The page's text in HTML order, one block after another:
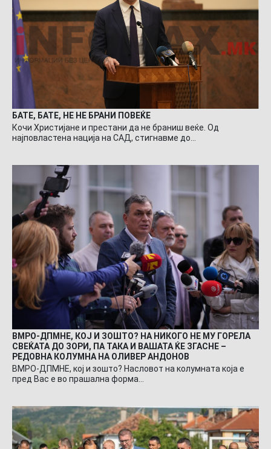
БАТЕ, БАТЕ, НЕ НЕ БРАНИ ПОВЕЌЕ
Кочи Христијане и престани да не браниш веќе. Од
најповластена нација на САД, стигнавме до…
ВМРО-ДПМНЕ, КОЈ И ЗОШТО? НА НИКОГО НЕ МУ ГОРЕЛА
СВЕЌАТА ДО ЗОРИ, ПА ТАКА И ВАШАТА ЌЕ ЗГАСНЕ –
РЕДОВНА КОЛУМНА НА ОЛИВЕР АНДОНОВ
ВМРО-ДПМНЕ, кој и зошто? Насловот на колумната која е
пред Вас е во прашална форма…